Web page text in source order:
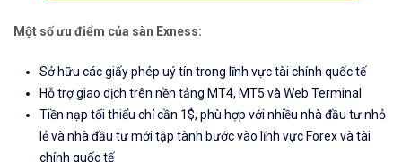
Một số ưu điểm của sàn Exness:
Sở hữu các giấy phép uý tín trong lĩnh vực tài chính quốc tế
Hỗ trợ giao dịch trên nền tảng MT4, MT5 và Web Terminal
Tiền nạp tối thiểu chỉ cần 1$, phù hợp với nhiều nhà đầu tư nhỏ
lẻ và nhà đầu tư mới tập tành bước vào lĩnh vực Forex và tài
chính quốc tế